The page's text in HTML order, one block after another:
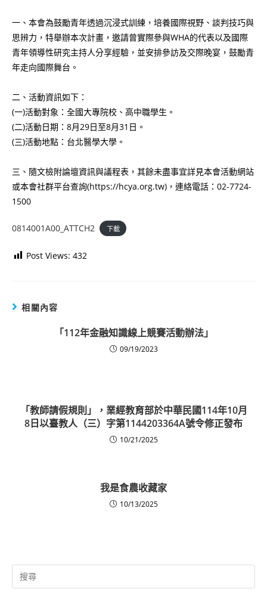
一、本會為鼓勵青年透過沉浸式訓練，培養國際視野、談判技巧與
思辨力，特舉辦本次計畫，邀請曾實際參與WHA的代表以及國際
青年領導性研究主持人分享經驗，並安排參訪及交際晚宴，鼓勵青
年走向國際舞台。
二、活動資訊如下：
(一)活動對象：全國大專院校、高中職學生。
(二)活動日期：8月29日至8月31日。
(三)活動地點：台北醫學大學。
三、隨文檢附論壇資訊與議程表，其餘未盡事宜詳見本會活動網站
或本會社群平台查詢(https://hcya.org.tw)，連絡電話：02-7724-
1500
0814001A00_ATTCH2 下載
Post Views: 432
相關內容
「112年金融知識線上競賽活動辦法」
09/19/2023
「教師請假規則」，業經教育部於中華民國114年10月
8日以臺教人（三）字第1144203364A號令修正發布
10/21/2025
我是食農收藏家
10/13/2025
Search
for: